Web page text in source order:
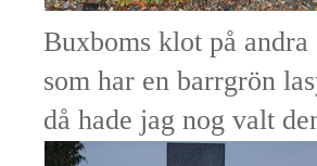
Buxboms klot på
som har en barrgrön
då hade jag nog valt